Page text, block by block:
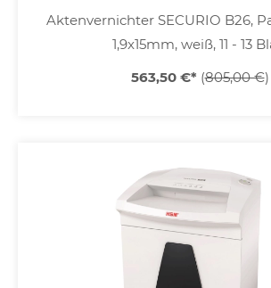
Aktenvernichter SECURIO B26,
1,9x15mm, weiß, 11 - 13
563,50 €* (805,00 €)